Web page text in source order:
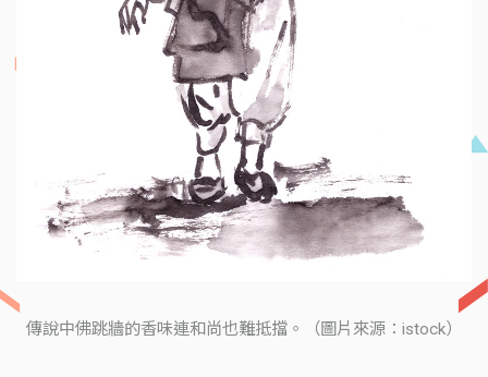
傳說中佛跳牆的香味連和尚也難抵擋。（圖片來源：istock）